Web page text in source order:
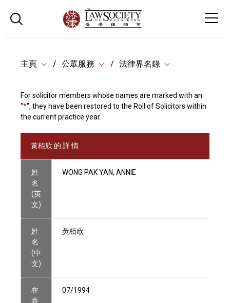
主頁 公眾服務 法律界名錄
For solicitor members whose names are marked with an
"*", they have been restored to the Roll of Solicitors within
the current practice year.
黃栢欣 的 詳 情
姓
名
(英
文)
WONG PAK YAN, ANNIE
姓
名
(中
文)
黃栢欣
在
香
07/1994